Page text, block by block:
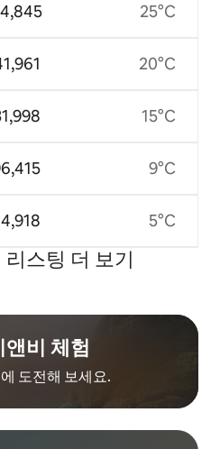
25°C
20°C
15°C
9°C
5°C
스팅 더 보기
비 체험
도전해 보세요.